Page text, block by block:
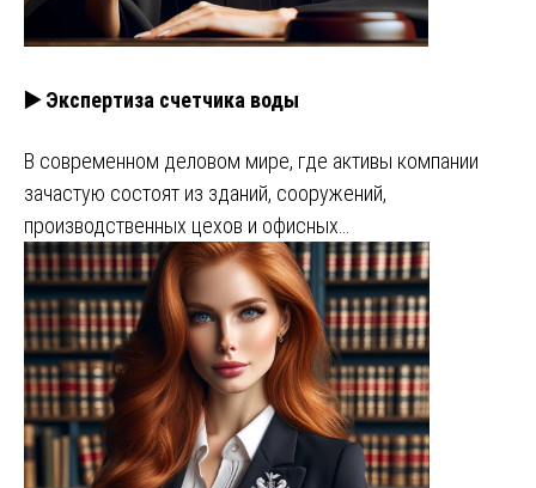
▶️ Экспертиза счетчика воды
В современном деловом мире, где активы компании
зачастую состоят из зданий, сооружений,
производственных цехов и офисных…